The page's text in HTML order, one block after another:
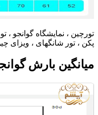
تورچین ، نمایشگاه گوانجو ،
پکن ، تور شانگهای ،
میانگین بارش